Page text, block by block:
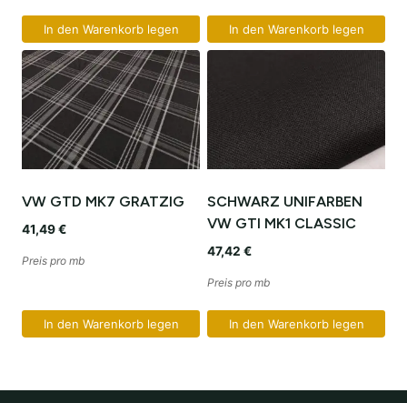
In den Warenkorb legen In den Warenkorb legen
VW GTD MK7 GRATZIG
41,49€
Preis pro mb
In den Warenkorb legen
SCHWARZ UNIFARBEN
VW GTI MK1 CLASSIC
47,42 €
Preis pro mb
In den Warenkorb legen